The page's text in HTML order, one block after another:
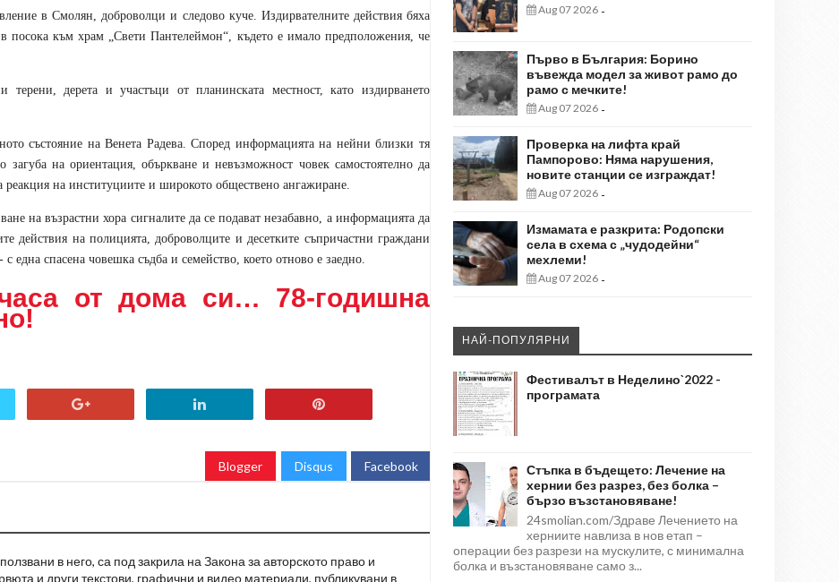
в Смолян, доброволци и следово куче. Издирвателните действия бяха
посока към храм „Свети Пантелеймон“, където е имало предположения, че
терени, дерета и участъци от планинската местност, като издирването
състояние на Венета Радева. Според информацията на нейни близки тя
загуба на ориентация, объркване и невъзможност човек самостоятелно да
на институциите и широкото обществено ангажиране.
на възрастни хора сигналите да се подават незабавно, а информацията да
действия на полицията, доброволците и десетките съпричастни граждани
спасена човешка съдба и семейство, което отново е заедно.
от дома си… 78-годишна
Blogger Disqus Facebook
в него, са под закрила на Закона за авторското право и
и други текстови, графични и видео материали, публикувани в
Aug 07 2026 -
Първо в България: Борино
въвежда модел за живот рамо до
рамо с мечките!
Aug 07 2026 -
Проверка на лифта край
Пампорово: Няма нарушения,
новите станции се изграждат!
Aug 07 2026 -
Измамата е разкрита: Родопски
села в схема с „чудодейни“
мехлеми!
Aug 07 2026 -
НАЙ-ПОПУЛЯРНИ
Фестивалът в Неделино`2022 -
програмата
Стъпка в бъдещето: Лечение на
хернии без разрез, без болка –
бързо възстановяване!
24smolian.com/Здраве Лечението на
херниите навлиза в нов етап –
операции без разрези на мускулите, с минимална
болка и възстановяване само з...